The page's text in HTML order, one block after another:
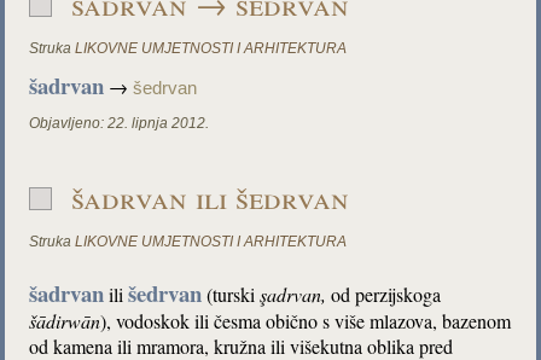
Struka LIKOVNE UMJETNOSTI I ARHITEKTURA
šadrvan →šedrvan
Objavljeno: 22. lipnja 2012.
šadrvan ili šedrvan
Struka LIKOVNE UMJETNOSTI I ARHITEKTURA
šadrvan ilišedrvan (turskişadrvan,od perzijskoga
šādirwān), vodoskok ili česma obično s više mlazova, bazenom
od kamena ili mramora, kružna ili višekutna oblika pred